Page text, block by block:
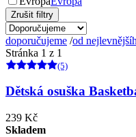
Zrušit filtry
doporučujeme /od
Stránka 1 z 1
(5)
Dětská osuška
239 Kč
Skladem